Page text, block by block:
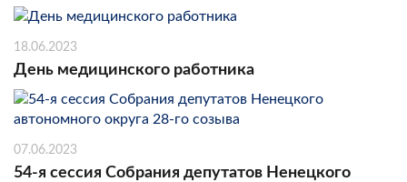
18.06.2023
День медицинского работника
07.06.2023
54-я сессия Собрания депутатов Ненецкого